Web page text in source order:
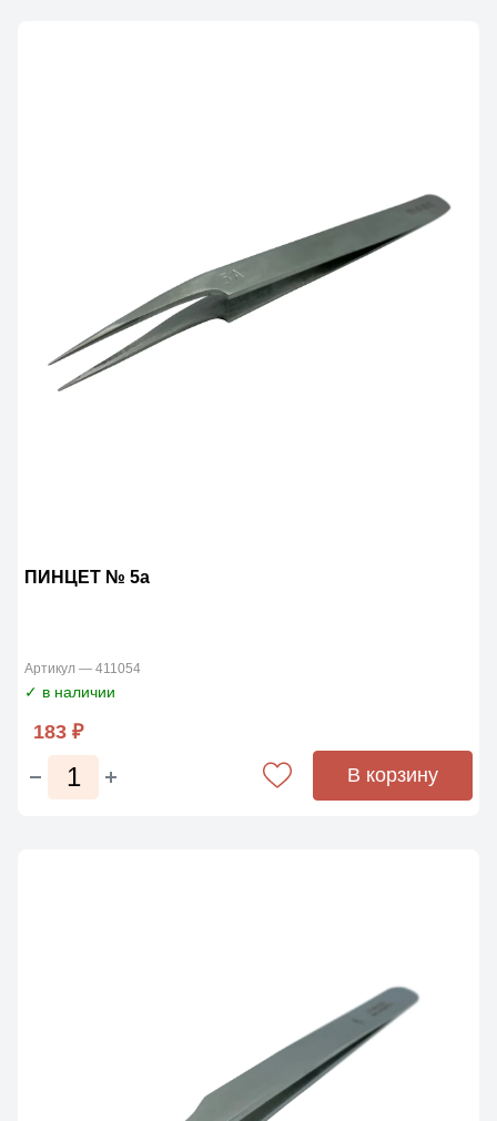
ПИНЦЕТ № 5a
Артикул — 411054
✓ в наличии
183 ₽
В корзину